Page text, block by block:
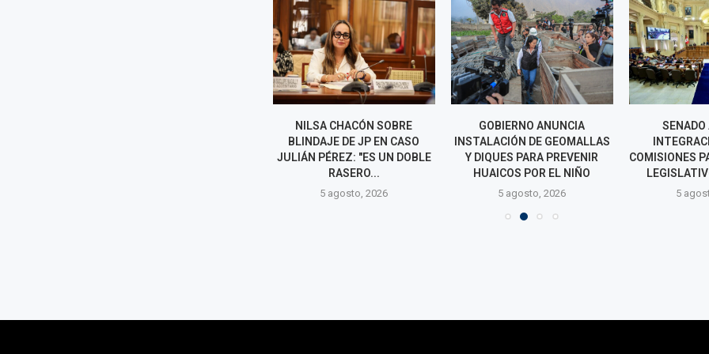
NILSA CHACÓN SOBRE
BLINDAJE DE JP EN CASO
JULIÁN PÉREZ: "ES UN DOBLE
RASERO...
5 agosto, 2026
GOBIERNO ANUNCIA
INSTALACIÓN DE GEOMALLAS
Y DIQUES PARA PREVENIR
HUAICOS POR EL NIÑO
5 agosto, 2026
SENADO
COMISIONES
5